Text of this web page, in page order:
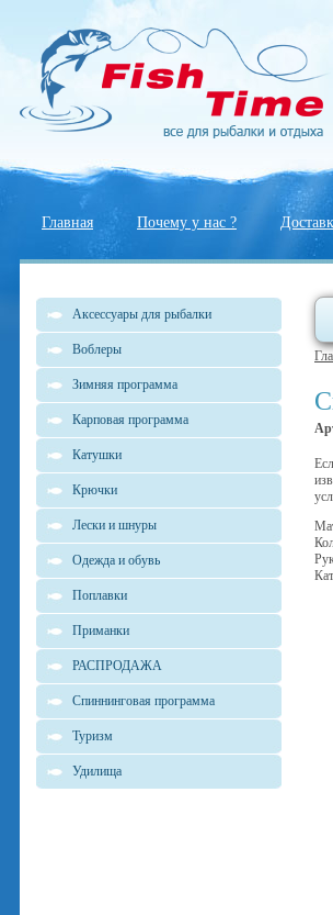
Главная Почему у нас ?
Аксессуары для рыбалки
Воблеры
Зимняя программа
Карповая программа
Катушки
Крючки
Лески и шнуры
Одежда и обувь
Поплавки
Приманки
РАСПРОДАЖА
Спиннинговая программа
Туризм
Удилища